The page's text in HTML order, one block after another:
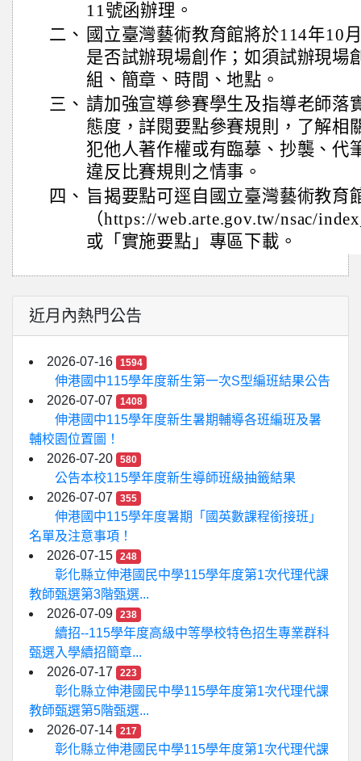
11號函辦理。
二、 國立臺灣藝術教育館將於114年10
是否試辦現場創作；如須試辦現場
組、簡章、時間、地點。
三、 請加強宣導參賽學生及指導老師落
態度，詳閱要點參賽規則，了解相
犯他人著作權或有臨摹、抄襲、代
違反比賽規則之情事。
四、 旨揭要點可逕自國立臺灣藝術教育
（https://web.arte.gov.tw/nsac/
或「實施要點」專區下載。
近月內熱門公告
2026-07-16 1594
伸港國中115學年度新生第一次S型編班結果公告
2026-07-07
1408
伸港國中115學年度新生暑期輔導各班編班及暑
輔校園位置圖！
2026-07-20
580
公告本校115學年度新生導師班級抽籤結果
2026-07-07
355
伸港國中115學年度暑期「國英數課程銜接班」
名單及注意事項！
2026-07-15
248
彰化縣立伸港國民中學115學年度第1次代理代課
教師甄選第3階甄選...
2026-07-09
238
續招--115學年度高級中等學校特色招生專業群科
甄選入學續招簡章...
2026-07-17
223
彰化縣立伸港國民中學115學年度第1次代理代課
教師甄選第5階甄選...
2026-07-14
217
彰化縣立伸港國民中學115學年度第1次代理代課